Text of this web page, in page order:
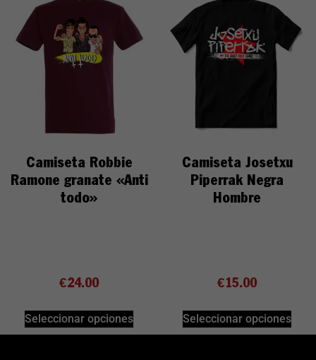
Camiseta Robbie
Ramone granate «Anti
todo»
€24.00
Seleccionar opciones
Camiseta Josetxu
Piperrak Negra
Hombre
€15.00
Seleccionar opciones